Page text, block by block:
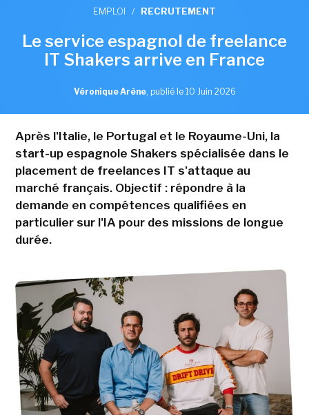
EMPLOI / RECRUTEMENT
Le service espagnol de freelance
IT Shakers arrive en France
Véronique Arène, publié le 10 Juin 2026
Après l'Italie, le Portugal et le Royaume-Uni, la
start-up espagnole Shakers spécialisée dans le
placement de freelances IT s'attaque au
marché français. Objectif : répondre à la
demande en compétences qualifiées en
particulier sur l'IA pour des missions de longue
durée.